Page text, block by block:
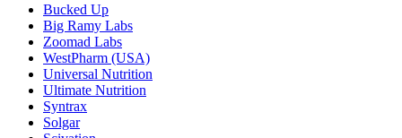
Bucked Up
Big Ramy Labs
Zoomad Labs
WestPharm (USA)
Universal Nutrition
Ultimate Nutrition
Syntrax
Solgar